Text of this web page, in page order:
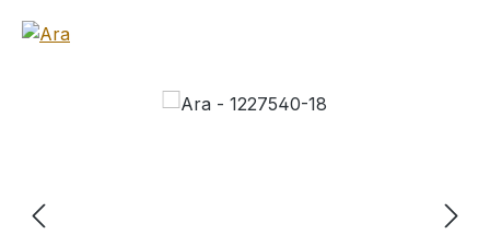
Bildergalerie überspringen